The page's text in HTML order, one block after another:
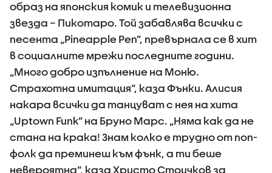
образ на японския комик и телевизионна
звезда – Пикотаро. Той забавлява всички с
песента „Pineapple Pen”, превърнала се в хит
в социалните мрежи последните години.
„Много добро изпълнение на Моню.
Страхотна имитация“, каза Фънки. Алисия
накара всички да танцуват с нея на хита
„Uptown Funk” на Бруно Марс. „Няма как да не
стана на крака! Знам колко е трудно от поп-
фолк да преминеш към фънк, а ти беше
невероятна“, каза Христо Стоичков за